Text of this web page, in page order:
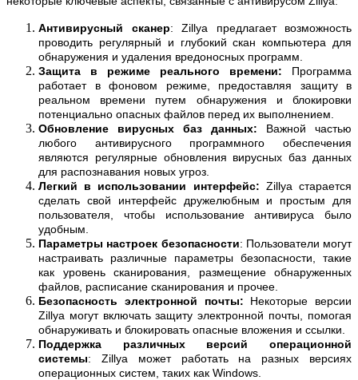
Антивирусный сканер: Zillya предлагает возможность
проводить регулярный и глубокий скан компьютера для
обнаружения и удаления вредоносных программ.
Защита в режиме реального времени: Программа
работает в фоновом режиме, предоставляя защиту в
реальном времени путем обнаружения и блокировки
потенциально опасных файлов перед их выполнением.
Обновление вирусных баз данных: Важной частью
любого антивирусного программного обеспечения
являются регулярные обновления вирусных баз данных
для распознавания новых угроз.
Легкий в использовании интерфейс: Zillya старается
сделать свой интерфейс дружелюбным и простым для
пользователя, чтобы использование антивируса было
удобным.
Параметры настроек безопасности: Пользователи могут
настраивать различные параметры безопасности, такие
как уровень сканирования, размещение обнаруженных
файлов, расписание сканирования и прочее.
Безопасность электронной почты: Некоторые версии
Zillya могут включать защиту электронной почты, помогая
обнаруживать и блокировать опасные вложения и ссылки.
Поддержка различных версий операционной
системы: Zillya может работать на разных версиях
операционных систем, таких как Windows.